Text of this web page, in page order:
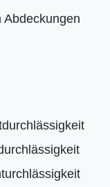
Abdeckungen